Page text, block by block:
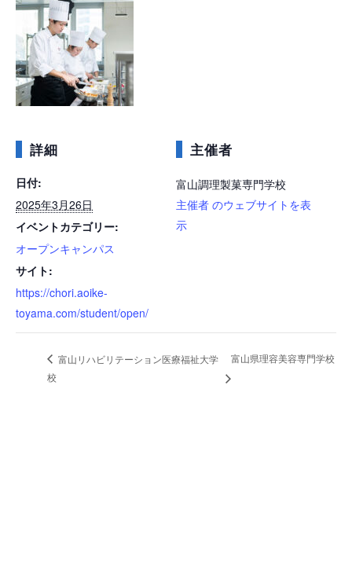
詳細
日付:
2025年3月26日
イベントカテゴリー:
オープンキャンパス
サイト:
https://chori.aoike-
toyama.com/student/open/
主催者
富山調理製菓専門学校
主催者 のウェブサイトを表
示
富山リハビリテーション医療福祉大学
校
富山県理容美容専門学校